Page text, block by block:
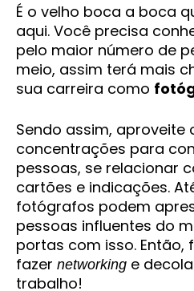
É o velho boca a boca
aqui. Você precisa
pelo maior número de
meio, assim terá mais
sua carreira como
Sendo assim, aproveite
concentrações para
pessoas, se relacionar
cartões e indicações.
fotógrafos podem
pessoas influentes do
portas com isso. Então,
fazer networking e
trabalho!